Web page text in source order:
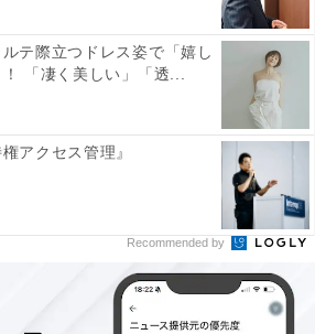
テ際立つドレス姿で「嬉し
「凄く美しい」「透...
アクセス管理』
Recommended by